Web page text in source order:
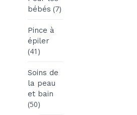
bébés (7)
Pince à
épiler
(41)
Soins de
la peau
et bain
(50)